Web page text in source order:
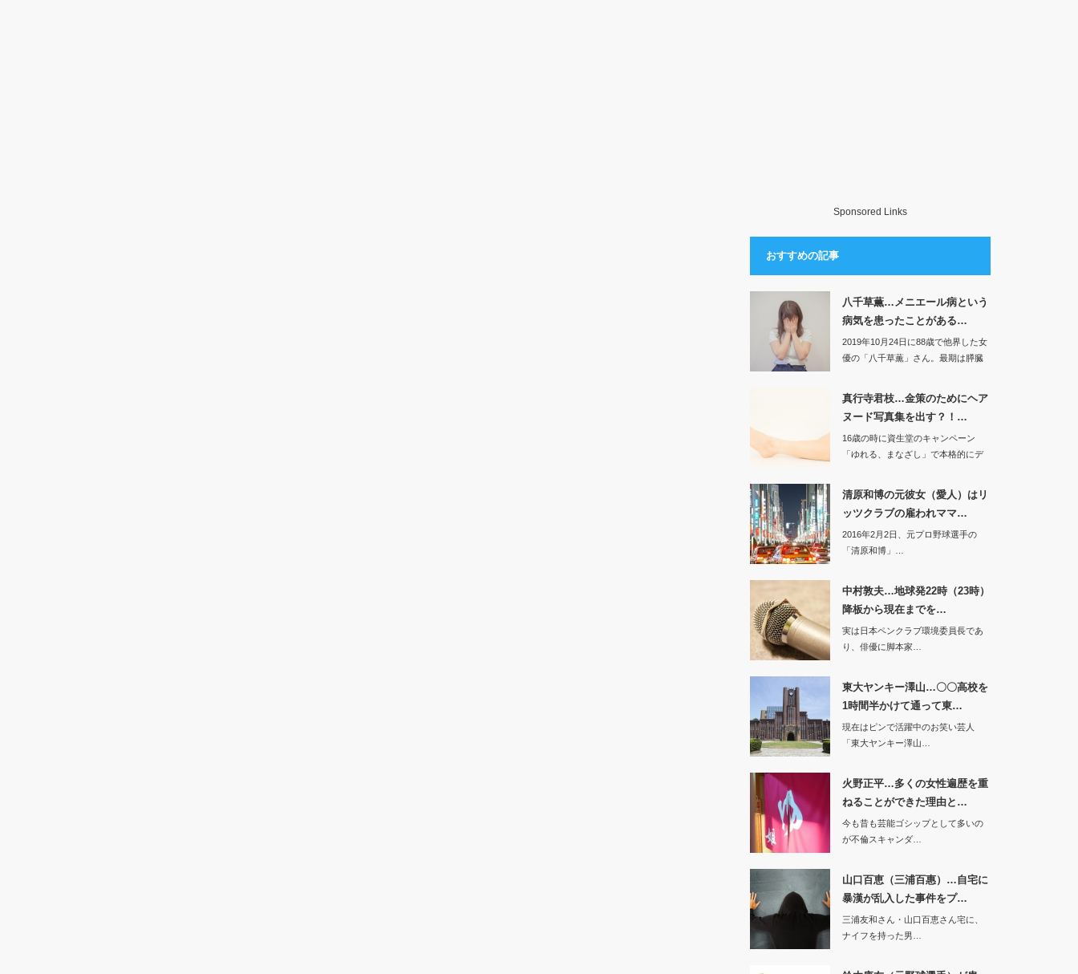
Sponsored Links
おすすめの記事
八千草薫…メニエール病という
病気を患ったことがある…
2019年10月24日に88歳で他界した女
優の「八千草薫」さん。最期は膵臓
真行寺君枝…金策のためにヘア
ヌード写真集を出す？！…
16歳の時に資生堂のキャンペーン
「ゆれる、まなざし」で本格的にデ
清原和博の元彼女（愛人）はリ
ッツクラブの雇われママ…
2016年2月2日、元プロ野球選手の
「清原和博」…
中村敦夫…地球発22時（23時）
降板から現在までを…
実は日本ペンクラブ環境委員長であ
り、俳優に脚本家…
東大ヤンキー澤山…〇〇高校を
1時間半かけて通って東…
現在はピンで活躍中のお笑い芸人
「東大ヤンキー澤山…
火野正平…多くの女性遍歴を重
ねることができた理由と…
今も昔も芸能ゴシップとして多いの
が不倫スキャンダ…
山口百恵（三浦百惠）…自宅に
暴漢が乱入した事件をプ…
三浦友和さん・山口百恵さん宅に、
ナイフを持った男…